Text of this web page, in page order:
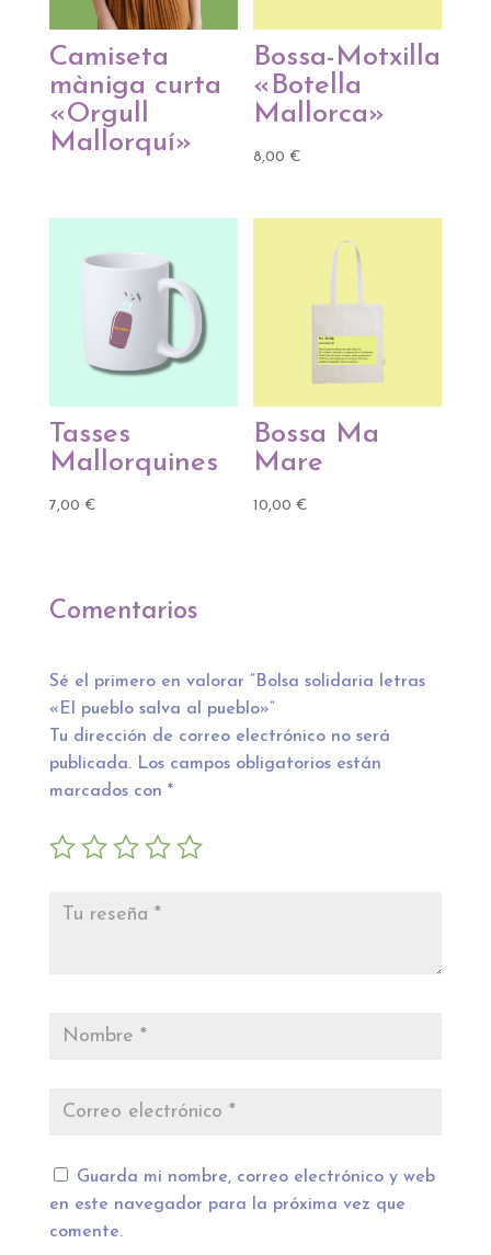
Camiseta
màniga curta
«Orgull
Mallorquí»
Bossa-Motxilla
«Botella
Mallorca»
8,00 €
Tasses
Mallorquines
7,00 €
Bossa Ma
Mare
10,00 €
Comentarios
Sé el primero en valorar “Bolsa solidaria letras
«El pueblo salva al pueblo»”
Tu dirección de correo electrónico no será
publicada. Los campos obligatorios están
marcados con *
Guarda mi nombre, correo electrónico y web
en este navegador para la próxima vez que
comente.